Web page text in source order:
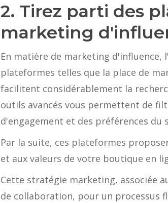
2. Tirez parti des
marketing
En matière de marketing d'influence,
plateformes telles que la place de
facilitent considérablement la
outils avancés vous permettent de
d'engagement et des préférences du
Par la suite, ces plateformes
et aux valeurs de votre boutique en
Cette stratégie marketing, associée
de collaboration, pour un processus